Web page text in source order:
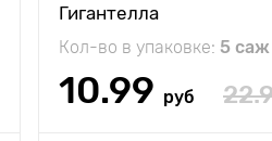
Гигантелла
Кол-во в упаковке: 5 саж
10.99 руб